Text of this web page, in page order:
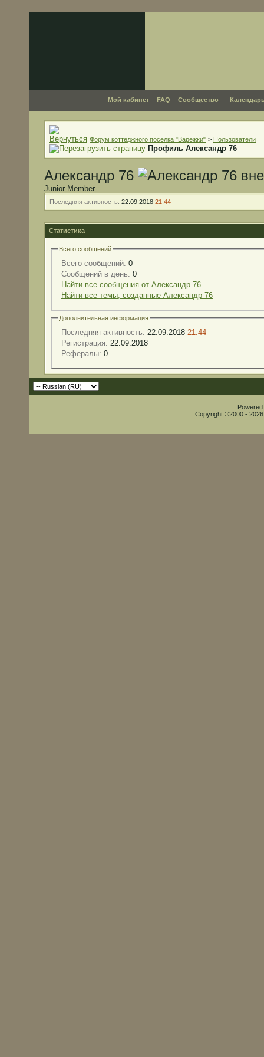
Мой кабинет FAQ Сообщество
Форум коттеджного поселка "Варежки" > Пользователи
Профиль Александр 76
Александр 76
Junior Member
Последняя активность: 22.09.2018 21:44
Статистика
Всего сообщений
Всего сообщений: 0
Сообщений в день: 0
Найти все сообщения от Александр 76
Найти все темы, созданные Александр 76
Дополнительная информация
Последняя активность: 22.09.2018 21:44
Регистрация: 22.09.2018
Рефералы: 0
Copyright ©2000 -